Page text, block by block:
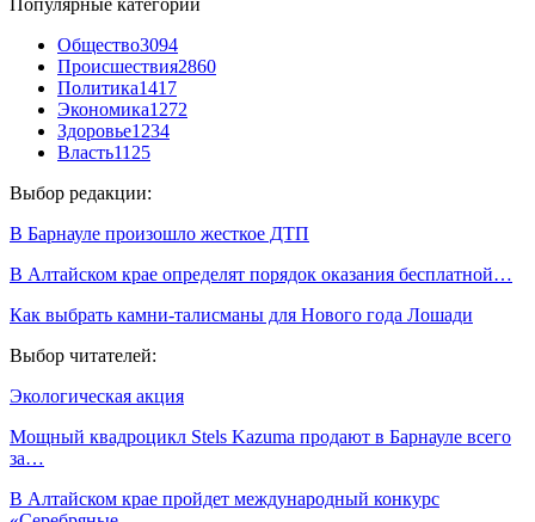
Общество3094
Происшествия2860
Политика1417
Экономика1272
Здоровье1234
Власть1125
Выбор редакции:
В Барнауле произошло жесткое ДТП
В Алтайском крае определят порядок оказания бесплатной…
Как выбрать камни-талисманы для Нового года Лошади
Выбор читателей:
Экологическая акция
Мощный квадроцикл Stels Kazuma продают в Барнауле всего
за…
В Алтайском крае пройдет международный конкурс